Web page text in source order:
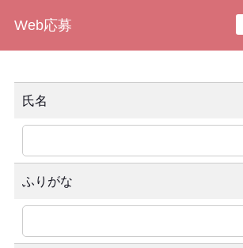
Web応募
氏名
ふりがな